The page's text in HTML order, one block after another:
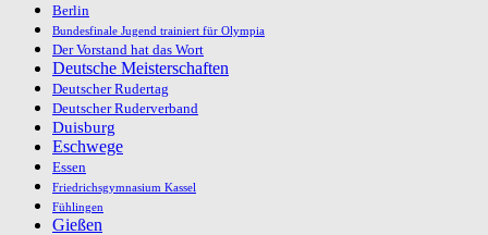
Berlin
Bundesfinale Jugend trainiert für Olympia
Der Vorstand hat das Wort
Deutsche Meisterschaften
Deutscher Rudertag
Deutscher Ruderverband
Duisburg
Eschwege
Essen
Friedrichsgymnasium Kassel
Fühlingen
Gießen